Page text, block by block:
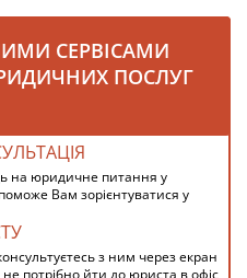
СЕРВІСАМИ
ПОСЛУГ
на юридичне питання у
Вам зорієнтуватися у
з ним через екран
потрібно йти до юриста в офіс